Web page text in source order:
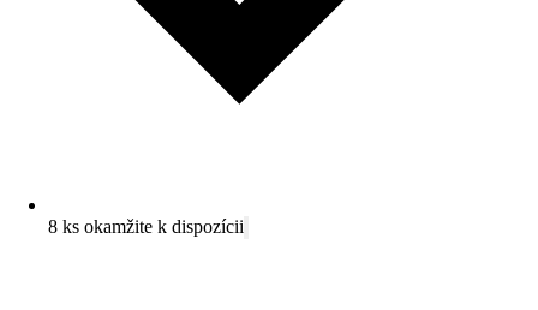
8 ks okamžite k dispozícii